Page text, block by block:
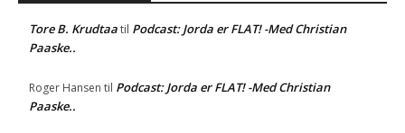
Tore B. Krudtaatil Podcast: Jorda er FLAT! -Med Christian
Paaske..
Roger Hansen til Podcast: Jorda er FLAT! -Med Christian
Paaske..